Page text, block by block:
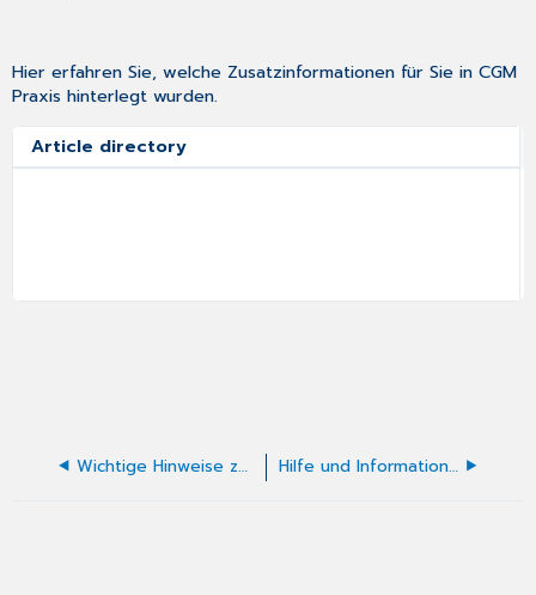
Hier erfahren Sie, welche Zusatzinformationen für Sie in CGM
Praxis hinterlegt wurden.
Article directory
Wichtige Hinweise zur Aufbewahrungspflicht der Altdaten und des Altsystems Hilfe und Informationen